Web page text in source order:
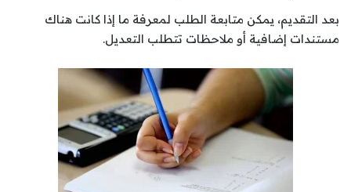
بعد التقديم، يمكن متابعة الطلب لمعرفة ما إذا كانت هناك
مستندات إضافية أو ملاحظات تتطلب التعديل.